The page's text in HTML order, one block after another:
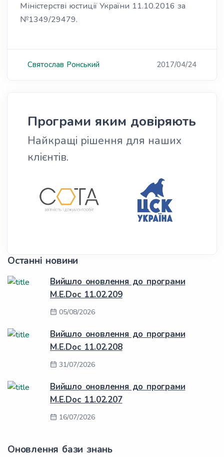
Міністерстві юстиції України 11.10.2016 за
№1349/29479.
Святослав Ронський 2017/04/24
Програми яким довіряють
Найкращі рішення для наших
клієнтів.
Останні новини
Вийшло оновлення до програми
M.E.Doc 11.02.209
05/08/2026
Вийшло оновлення до програми
M.E.Doc 11.02.208
31/07/2026
Вийшло оновлення до програми
M.E.Doc 11.02.207
16/07/2026
Оновлення бази знань